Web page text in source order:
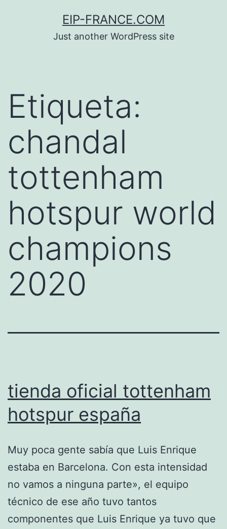
EIP-FRANCE.COM
Just another WordPress site
Etiqueta:
chandal
tottenham
hotspur world
champions
2020
tienda oficial tottenham
hotspur españa
Muy poca gente sabía que Luis Enrique
estaba en Barcelona. Con esta intensidad
no vamos a ninguna parte», el equipo
técnico de ese año tuvo tantos
componentes que Luis Enrique ya tuvo que